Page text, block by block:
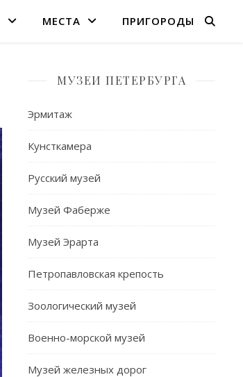
МЕСТА ПРИГОРОДЫ
МУЗЕИ ПЕТЕРБУРГА
Эрмитаж
Кунсткамера
Русский музей
Музей Фаберже
Музей Эрарта
Петропавловская крепость
Зоологический музей
Военно-морской музей
Музей железных дорог